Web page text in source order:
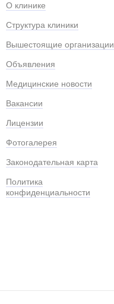
О клинике
Структура клиники
Вышестоящие организации
Объявления
Медицинские новости
Вакансии
Лицензии
Фотогалерея
Законодательная карта
Политика
конфиденциальности